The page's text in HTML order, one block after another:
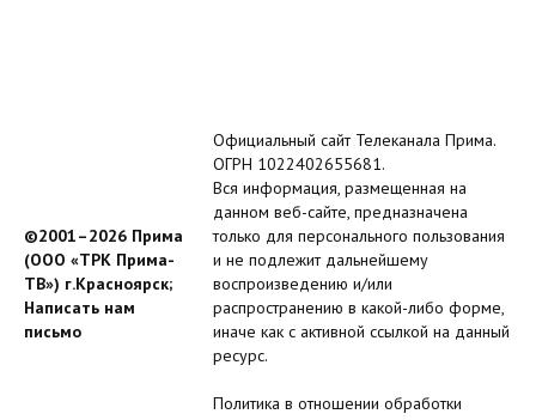
©2001–2026 Прима
(ООО «ТРК Прима-
ТВ») г.Красноярск;
Написать нам
письмо
Официальный сайт Телеканала Прима.
ОГРН 1022402655681.
Вся информация, размещенная на
данном веб-сайте, предназначена
только для персонального пользования
и не подлежит дальнейшему
воспроизведению и/или
распространению в какой-либо форме,
иначе как с активной ссылкой на данный
ресурс.
Политика в отношении обработки